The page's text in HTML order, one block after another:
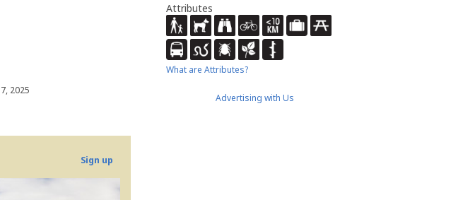
2025
Sign up
Attributes
What are Attributes?
Advertising with Us